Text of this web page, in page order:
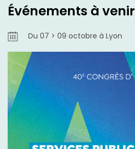
Événements à venir
Du 07 > 09 octobre à Lyon